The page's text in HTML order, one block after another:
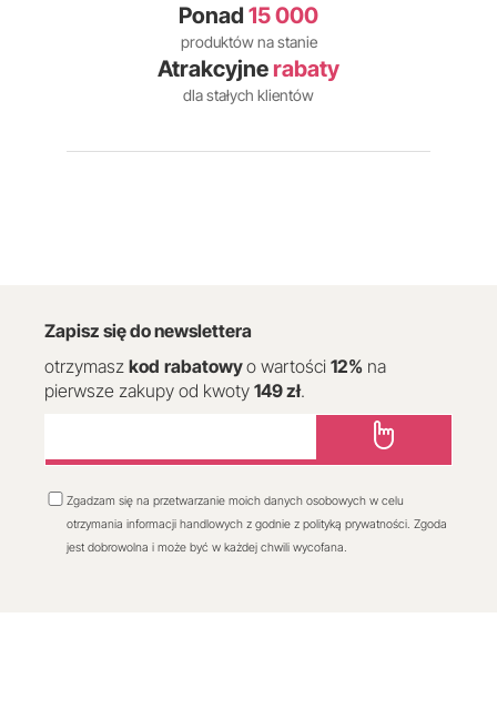
Ponad 15 000
produktów na stanie
Atrakcyjne rabaty
dla stałych klientów
Zapisz się do newslettera
otrzymasz kod rabatowyo wartości 12% na
pierwsze zakupy od kwoty 149 zł.
Zgadzam się na przetwarzanie moich danych osobowych w celu
otrzymania informacji handlowych z godnie z polityką prywatności. Zgoda
jest dobrowolna i może być w każdej chwili wycofana.